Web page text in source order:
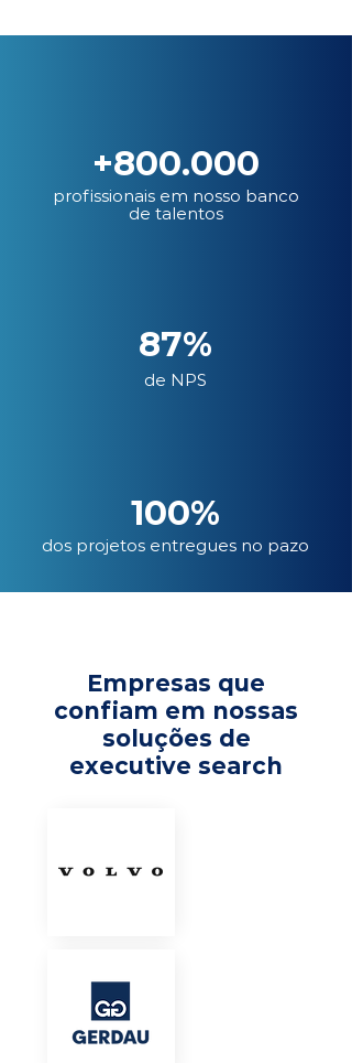
+800.000
profissionais em nosso banco
de talentos
87%
de NPS
100%
dos projetos entregues no pazo
Empresas que
confiam em nossas
soluções de
executive search